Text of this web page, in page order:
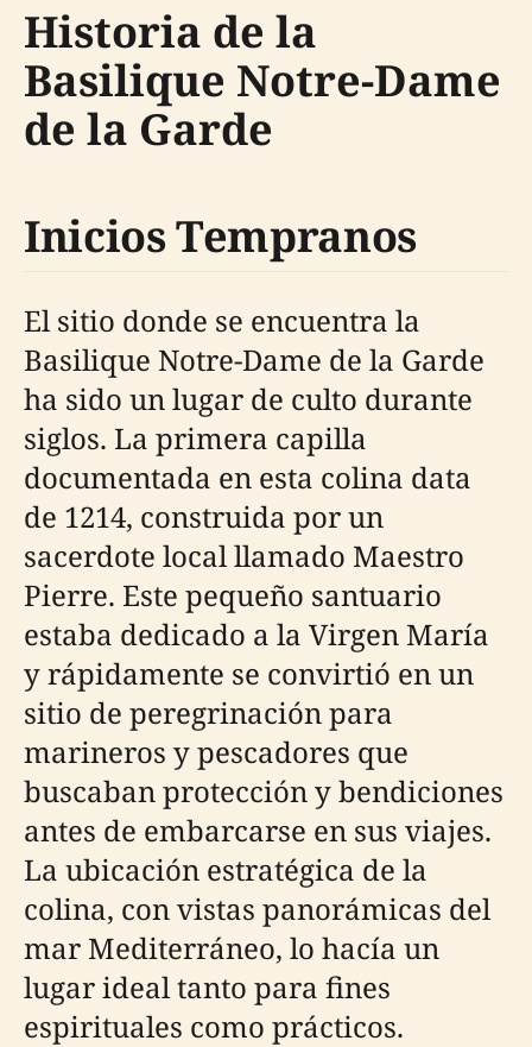
Historia de la
Basilique Notre-Dame
de la Garde
Inicios Tempranos
El sitio donde se encuentra la
Basilique Notre-Dame de la Garde
ha sido un lugar de culto durante
siglos. La primera capilla
documentada en esta colina data
de 1214, construida por un
sacerdote local llamado Maestro
Pierre. Este pequeño santuario
estaba dedicado a la Virgen María
y rápidamente se convirtió en un
sitio de peregrinación para
marineros y pescadores que
buscaban protección y bendiciones
antes de embarcarse en sus viajes.
La ubicación estratégica de la
colina, con vistas panorámicas del
mar Mediterráneo, lo hacía un
lugar ideal tanto para fines
espirituales como prácticos.